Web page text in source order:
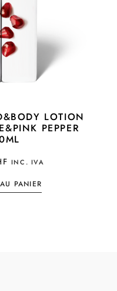
LOTION
PEPPER
INC. IVA
PANIER